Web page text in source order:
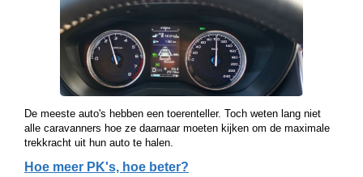
De meeste auto's hebben een toerenteller. Toch weten lang niet
alle caravanners hoe ze daarnaar moeten kijken om de maximale
trekkracht uit hun auto te halen.
Hoe meer PK's, hoe beter?